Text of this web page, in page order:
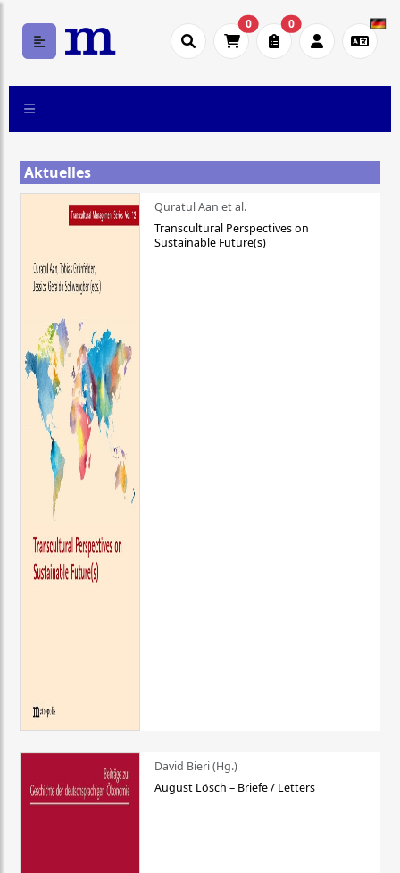
0 0
Aktuelles
Quratul Aan et al.
Transcultural Perspectives on
Sustainable Future(s)
David Bieri (Hg.)
August Lösch – Briefe / Letters